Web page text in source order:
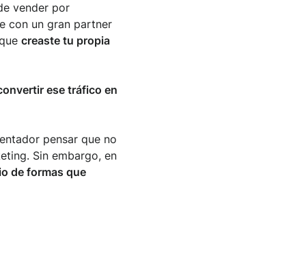
vender por
con un gran partner
creaste tu propia
ese tráfico en
pensar que no
Sin embargo, en
de formas que